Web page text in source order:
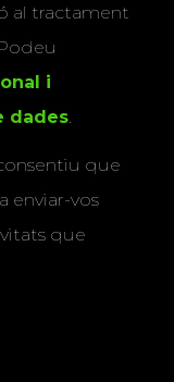
al tractament
i
dades.
que
enviar-vos
que